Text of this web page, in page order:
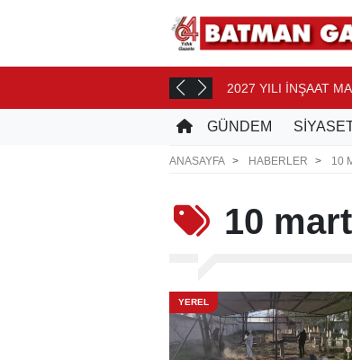
2027 YILI İNŞAAT
GÜNDEM
ANASAYFA HABERLER 10
10 mart
YEREL